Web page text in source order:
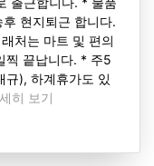
현지퇴근 합니다.
처는 마트 및 편의
찍 끝납니다. * 주5
규), 하계휴가도 있
히 보기